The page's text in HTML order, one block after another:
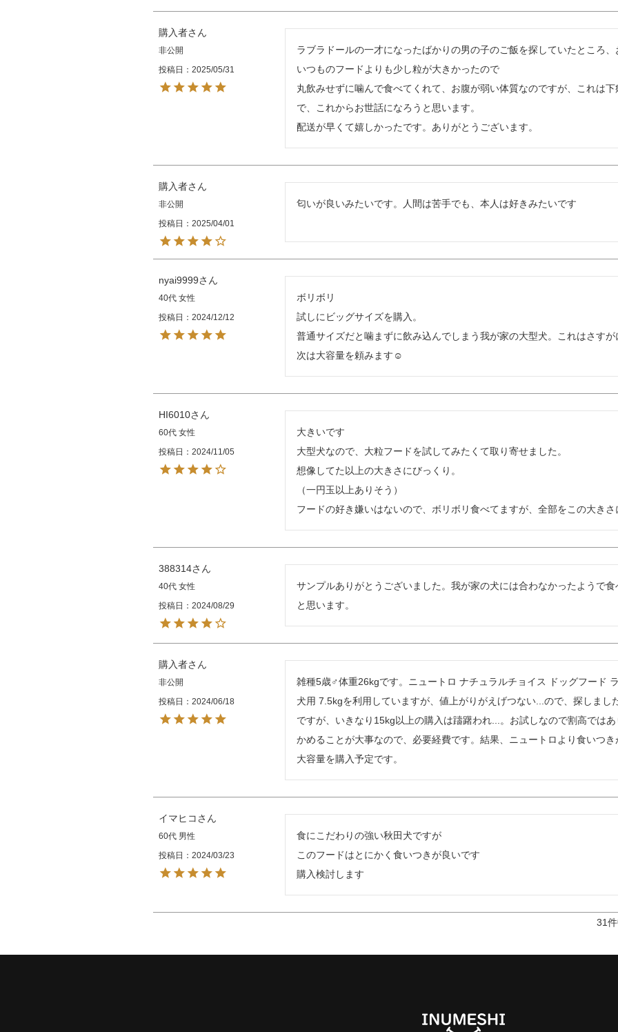
購入者
非公開
投稿日
2025/05/31
ラブラドールの一才になったばかりの男の子のご飯を探していたところ、
いつものフードよりも少し粒が大きかったので
丸飲みせずに噛んで食べてくれて、お腹が弱い体質なのですが、これは
で、これからお世話になろうと思います。
配送が早くて嬉しかったです。ありがとうございます。
購入者
非公開
投稿日
2025/04/01
匂いが良いみたいです。人間は苦手でも、本人は好きみたいです
nyai9999
40代 女性
投稿日
2024/12/12
ボリボリ
試しにビッグサイズを購入。
普通サイズだと噛まずに飲み込んでしまう我が家の大型犬。これはさすが
次は大容量を頼みます☺︎
HI6010
60代 女性
投稿日
2024/11/05
大きいです
大型犬なので、大粒フードを試してみたくて取り寄せました。
想像してた以上の大きさにびっくり。
（一円玉以上ありそう）
フードの好き嫌いはないので、ボリボリ食べてますが、全部をこの大きさ
388314
40代 女性
投稿日
2024/08/29
サンプルありがとうございました。我が家の犬には合わなかったようで
と思います。
購入者
非公開
投稿日
2024/06/18
雑種5歳♂体重26kgです。ニュートロ ナチュラルチョイス ドッグフード
犬用 7.5kgを利用していますが、値上がりがえげつない...ので、探しまし
ですが、いきなり15kg以上の購入は躊躇われ...。お試しなので割高では
かめることが大事なので、必要経費です。結果、ニュートロより食いつ
大容量を購入予定です。
イマヒコ
60代 男性
投稿日
2024/03/23
食にこだわりの強い秋田犬ですが
このフードはとにかく食いつきが良いです
31